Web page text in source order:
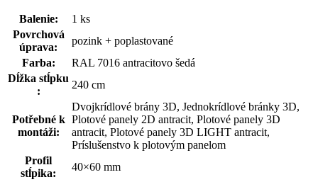
Balenie:
1 ks
Povrchová
úprava:
pozink + poplastované
Farba:
RAL 7016 antracitovo šedá
Dĺžka stĺpku
:
240 cm
Potřebné k
montáži:
Dvojkrídlové brány 3D, Jednokrídlové bránky 3D,
Plotové panely 2D antracit, Plotové panely 3D
antracit, Plotové panely 3D LIGHT antracit,
Príslušenstvo k plotovým panelom
Profil
stĺpika:
40×60 mm